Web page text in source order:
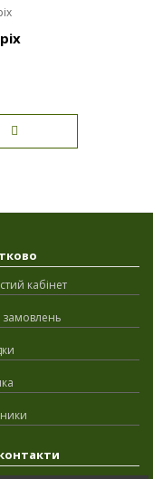
кабінет
замовлень